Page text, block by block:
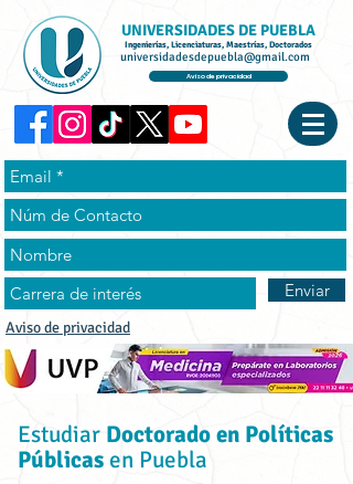
UNIVERSIDADES DE PUEBLA
Ingenierías, Licenciaturas, Maestrías, Doctorados
universidadesdepuebla@gmail.com
Aviso de privacidad
Enviar
Aviso de privacidad
Estudiar Doctorado en Políticas
Públicas en Puebla